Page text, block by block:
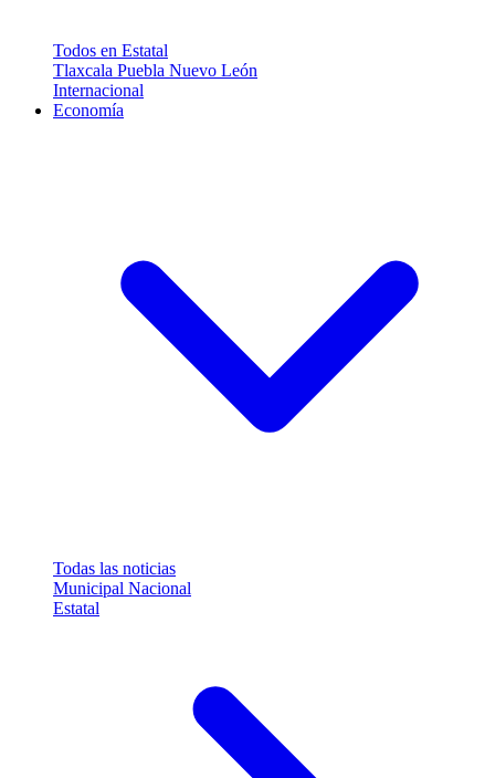
Todos en Estatal
Tlaxcala Puebla Nuevo León
Internacional
Economía
Todas las noticias
Municipal Nacional
Estatal